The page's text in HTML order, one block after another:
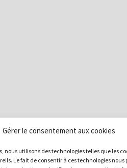
Gérer le consentement aux cookies
nous utilisons des technologies telles que les
Le fait de consentir à ces technologies